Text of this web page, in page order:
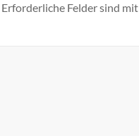
Erforderliche Felder sind mit